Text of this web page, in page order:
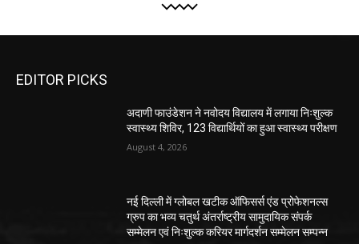
EDITOR PICKS
अदाणी फाउंडेशन ने नवोदय विद्यालय में लगाया निःशुल्क
स्वास्थ्य शिविर, 123 विद्यार्थियों का हुआ स्वास्थ्य परीक्षण
August 4, 2026
नई दिल्ली में ग्लोबल खटीक ऑफिसर्स एंड प्रोफेशनल्स
ग्रुप का भव्य चतुर्थ अंतर्राष्ट्रीय सामुदायिक संपर्क
सम्मेलन एवं निःशुल्क करियर मार्गदर्शन सम्मेलन सम्पन्न